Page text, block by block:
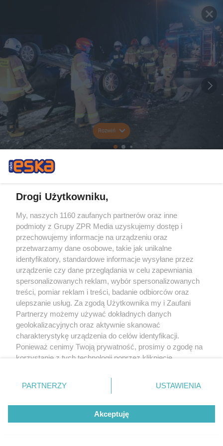
Rozwiń
Drogi Użytkowniku,
My, naszych 1160 zaufanych partnerów oraz inne
podmioty z Grupy ZPR Media uzyskujemy dostęp i
przechowujemy informacje na urządzeniu oraz
przetwarzamy dane osobowe, takie jak unikalne
identyfikatory, standardowe informacje wysyłane przez
urządzenie czy dane przeglądania w celu zapewniania
spersonalizowanych reklam, wybór spersonalizowanych
treści, pomiar reklam i treści, badanie odbiorców oraz
ulepszanie usług. Za zgodą Użytkownika my i Zaufani
Partnerzy możemy używać dokładnych danych
geolokalizacyjnych oraz aktywnie skanować
charakterystykę urządzenia do celów identyfikacji.
Ponieważ cenimy Twoją prywatność, prosimy o zgodę na
korzystanie z tych technologii poprzez kliknięcie
zmienić/wycofać klikając przycisk ustawień prywatności
znajdujący się w lewym dolnym rogu strony
rodzaje przetwarzania danych nie wymagają zgody
użytkownika, ale masz prawo sprzeciwić się takiemu
przetwarzaniu. Preferencje będą miały zastosowanie tylko
PARTNERZY USTAWIENIA
Akceptuję